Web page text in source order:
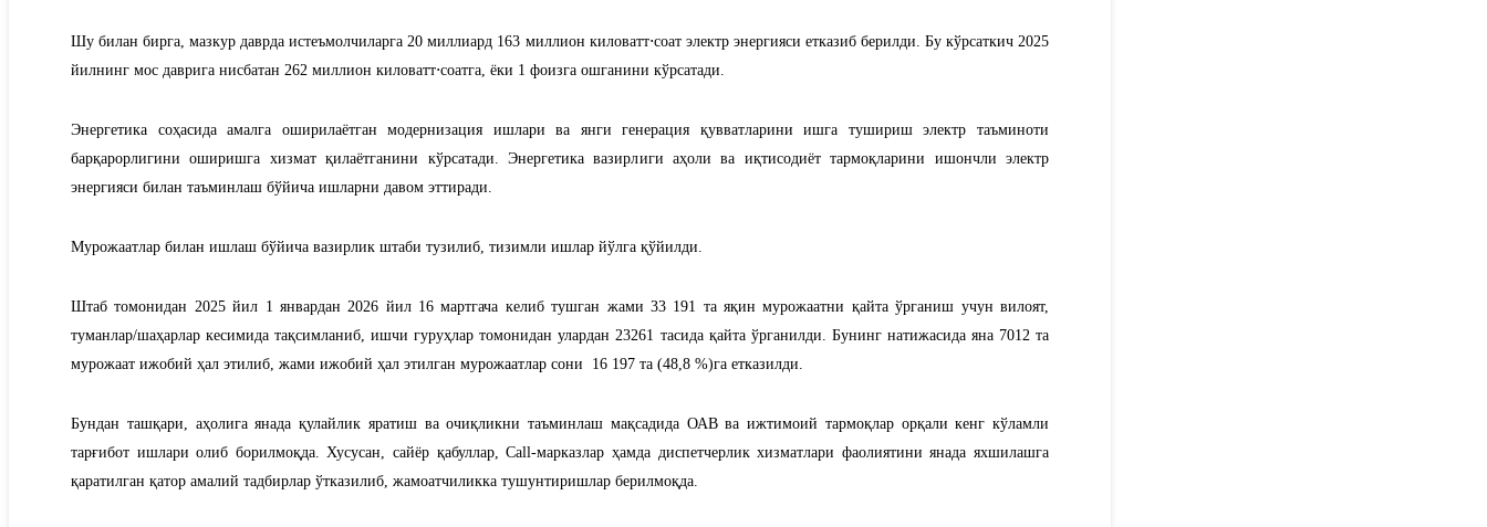
Шу билан бирга, мазкур даврда истеъмолчиларга 20 миллиард 163 миллион киловатт⋅соат электр энергияси етказиб берилди. Бу кўрсаткич 2025
йилнинг мос даврига нисбатан 262 миллион киловатт⋅соатга, ёки 1 фоизга ошганини кўрсатади.
Энергетика соҳасида амалга оширилаётган модернизация ишлари ва янги генерация қувватларини ишга тушириш электр таъминоти
барқарорлигини оширишга хизмат қилаётганини кўрсатади. Энергетика вазирлиги аҳоли ва иқтисодиёт тармоқларини ишончли электр
энергияси билан таъминлаш бўйича ишларни давом эттиради.
Мурожаатлар билан ишлаш бўйича вазирлик штаби тузилиб, тизимли ишлар йўлга қўйилди.
Штаб томонидан 2025 йил 1 январдан 2026 йил 16 мартгача келиб тушган жами 33 191 та яқин мурожаатни қайта ўрганиш учун вилоят,
туманлар/шаҳарлар кесимида тақсимланиб, ишчи гуруҳлар томонидан улардан 23261 тасида қайта ўрганилди. Бунинг натижасида яна 7012 та
мурожаат ижобий ҳал этилиб, жами ижобий ҳал этилган мурожаатлар сони 16 197 та (48,8 %)га етказилди.
Бундан ташқари, аҳолига янада қулайлик яратиш ва очиқликни таъминлаш мақсадида ОАВ ва ижтимоий тармоқлар орқали кенг кўламли
тарғибот ишлари олиб борилмоқда. Хусусан, сайёр қабуллар, Call-марказлар ҳамда диспетчерлик хизматлари фаолиятини янада яхшилашга
қаратилган қатор амалий тадбирлар ўтказилиб, жамоатчиликка тушунтиришлар берилмоқда.